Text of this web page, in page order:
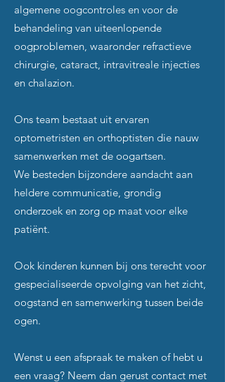
algemene oogcontroles en voor de
behandeling van uiteenlopende
oogproblemen, waaronder refractieve
chirurgie, cataract, intravitreale injecties
en chalazion.
Ons team bestaat uit ervaren
optometristen en orthoptisten die nauw
samenwerken met de oogartsen.
We besteden bijzondere aandacht aan
heldere communicatie, grondig
onderzoek en zorg op maat voor elke
patiënt.
Ook kinderen kunnen bij ons terecht voor
gespecialiseerde opvolging van het zicht,
oogstand en samenwerking tussen beide
ogen.
Wenst u een afspraak te maken of hebt u
een vraag? Neem dan gerust contact met